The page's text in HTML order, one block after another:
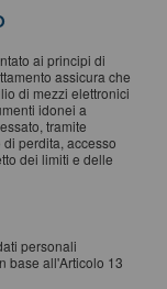
ai principi di
assicura che
di mezzi elettronici
idonei a
tramite
perdita, accesso
dei limiti e delle
personali
base all'Articolo 13